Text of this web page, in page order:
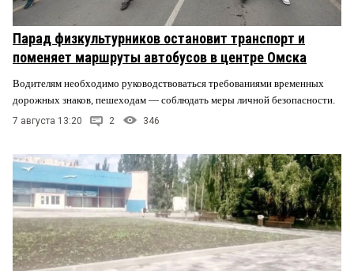
Парад физкультурников остановит транспорт и
поменяет маршруты автобусов в центре Омска
Водителям необходимо руководствоваться требованиями временных
дорожных знаков, пешеходам — соблюдать меры личной безопасности.
7 августа 13:20 2 346